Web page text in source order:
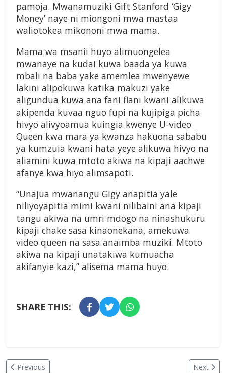
pamoja. Mwanamuziki Gift Stanford ‘Gigy
Money’ naye ni miongoni mwa mastaa
waliotokea mikononi mwa mama.
Mama wa msanii huyo alimuongelea
mwanaye na kudai kuwa baada ya kuwa
mbali na baba yake amemlea mwenyewe
lakini alipokuwa katika makuzi yake
aligundua kuwa ana fani flani kwani alikuwa
akipenda kuvaa nguo fupi na kujipiga picha
hivyo alivyoamua kuingia kwenye U-video
Queen kwa mara ya kwanza hakuona sababu
ya kumzuia kwani hata yeye alikuwa hivyo na
aliamini kuwa mtoto akiwa na kipaji aachwe
afanye kwa hiyo alimsapoti.
“Unajua mwanangu Gigy anapitia yale
niliyoyapitia mimi kwani nilibaini ana kipaji
tangu akiwa na umri mdogo na ninashukuru
kipaji chake sasa kinaonekana, amekuwa
video queen na sasa anaimba muziki. Mtoto
akiwa na kipaji unatakiwa kumuacha
akifanyie kazi,” alisema mama huyo.
SHARE THIS:
Previous Next